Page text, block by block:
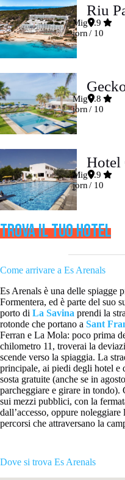
Riu
Mig
jorn
8.9
/ 10
Mig
jorn
8.8
/ 10
Hotel
Mig
jorn
8.9
/ 10
TROVA IL TUO HOTEL
Come arrivare a Es Arenals
Es Arenals è una delle spiagge
Formentera, ed è parte del suo
porto di La Savina prendi la
rotonde che portano a Sant
Ferran e La Mola: poco prima
chilometro 11, troverai la
scende verso la spiaggia. La
principale, ai piedi degli hotel e
sosta gratuite (anche se in
parcheggiare e girare in tondo).
sui mezzi pubblici, con la
dall’accesso, oppure
percorsi che attraversano la
Dove si trova Es Arenals